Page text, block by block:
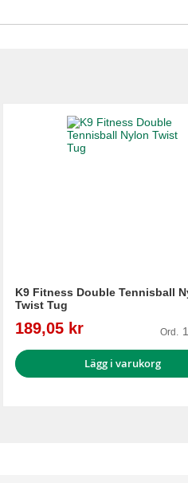
K9 Fitness Double Tennisball
Twist Tug
Reapris
189,05 kr Ord.
Lägg i varukorg